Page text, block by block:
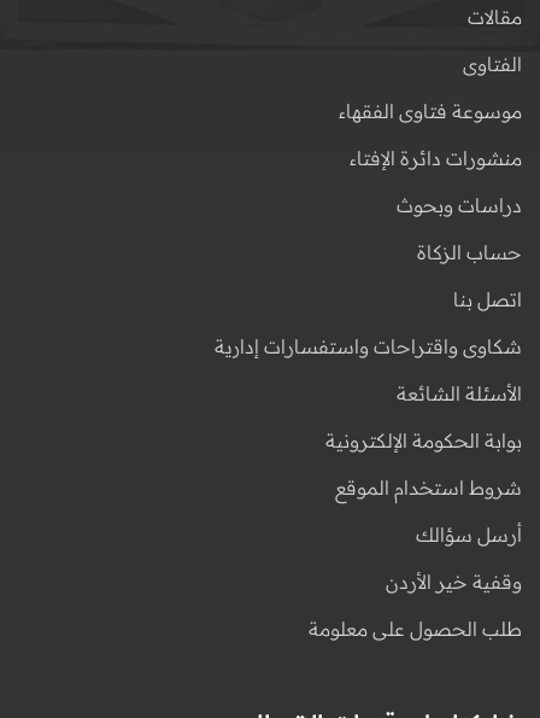
مقالات
الفتاوى
موسوعة فتاوى الفقهاء
منشورات دائرة الإفتاء
دراسات وبحوث
حساب الزكاة
اتصل بنا
شكاوى واقتراحات واستفسارات إدارية
الأسئلة الشائعة
بوابة الحكومة الإلكترونية
شروط استخدام الموقع
أرسل سؤالك
وقفية خير الأردن
طلب الحصول على معلومة